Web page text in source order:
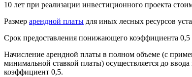
10 лет при реализации инвестиционного проекта
Размер арендной платы для иных лесных ресурсов
Срок предоставления понижающего коэффициента
Начисление арендной платы в полном объеме (с
минимальной ставкой платы) осуществляется до
коэффициент 0,5.